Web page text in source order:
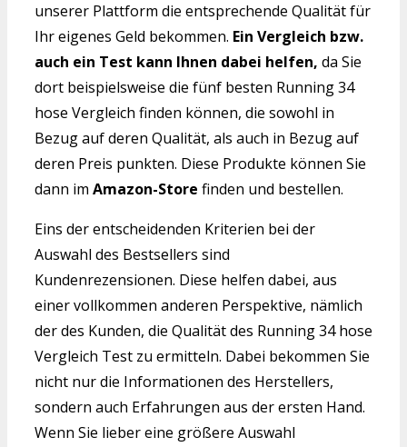
unserer Plattform die entsprechende Qualität für
Ihr eigenes Geld bekommen. Ein Vergleich bzw.
auch ein Test kann Ihnen dabei helfen, da Sie
dort beispielsweise die fünf besten Running 34
hose Vergleich finden können, die sowohl in
Bezug auf deren Qualität, als auch in Bezug auf
deren Preis punkten. Diese Produkte können Sie
dann im Amazon-Store finden und bestellen.
Eins der entscheidenden Kriterien bei der
Auswahl des Bestsellers sind
Kundenrezensionen. Diese helfen dabei, aus
einer vollkommen anderen Perspektive, nämlich
der des Kunden, die Qualität des Running 34 hose
Vergleich Test zu ermitteln. Dabei bekommen Sie
nicht nur die Informationen des Herstellers,
sondern auch Erfahrungen aus der ersten Hand.
Wenn Sie lieber eine größere Auswahl